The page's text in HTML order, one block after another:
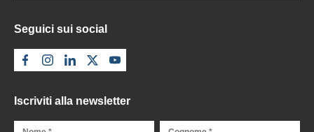
Seguici sui social
Iscriviti alla newsletter